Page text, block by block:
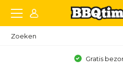
Gratis bezorging